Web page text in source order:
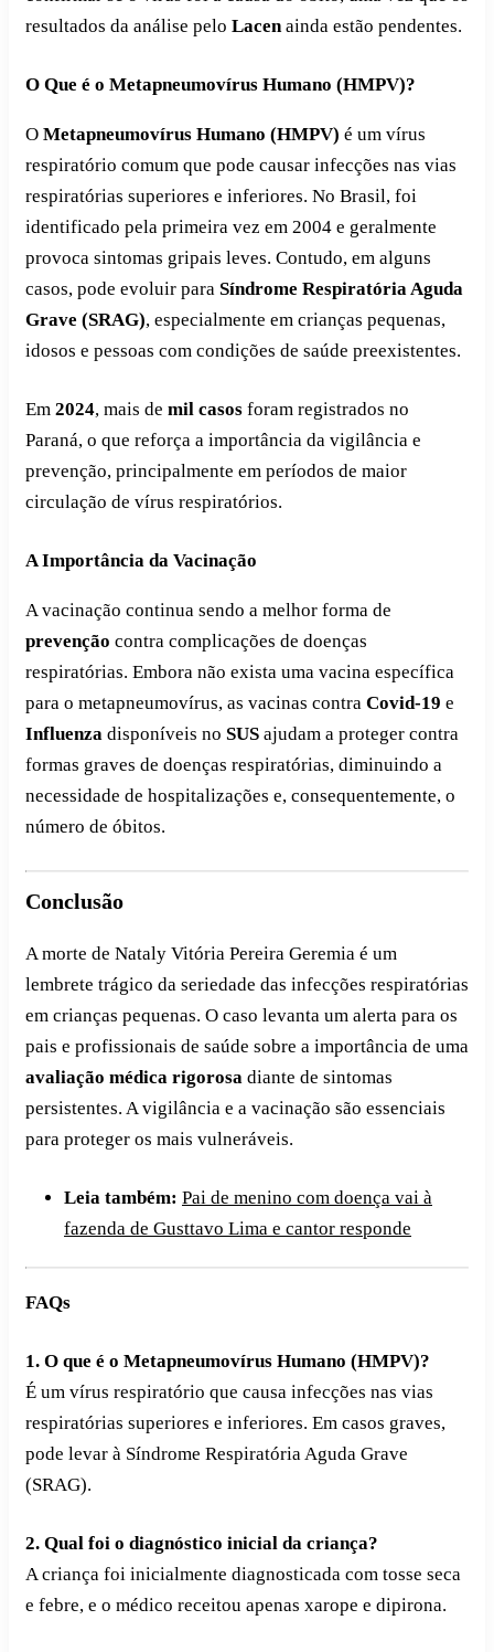
resultados da análise pelo Lacenainda estão pendentes.
O Que é o Metapneumovírus Humano (HMPV)?
O Metapneumovírus Humano (HMPV) é um vírus
respiratório comum que pode causar infecções nas vias
respiratórias superiores e inferiores. No Brasil, foi
identificado pela primeira vez em 2004 e geralmente
provoca sintomas gripais leves. Contudo, em alguns
casos, pode evoluir para Síndrome Respiratória Aguda
Grave (SRAG), especialmente em crianças pequenas,
idosos e pessoas com condições de saúde preexistentes.
Em 2024, mais de mil casos foram registrados no
Paraná, o que reforça a importância da vigilância e
prevenção, principalmente em períodos de maior
circulação de vírus respiratórios.
A Importância da Vacinação
A vacinação continua sendo a melhor forma de
prevenção contra complicações de doenças
respiratórias. Embora não exista uma vacina específica
para o metapneumovírus, as vacinas contra Covid-19 e
Influenza disponíveis no SUS ajudam a proteger contra
formas graves de doenças respiratórias, diminuindo a
necessidade de hospitalizações e, consequentemente, o
número de óbitos.
Conclusão
A morte de Nataly Vitória Pereira Geremia é um
lembrete trágico da seriedade das infecções respiratórias
em crianças pequenas. O caso levanta um alerta para os
pais e profissionais de saúde sobre a importância de uma
avaliação médica rigorosa diante de sintomas
persistentes. A vigilância e a vacinação são essenciais
para proteger os mais vulneráveis.
Leia também: Pai de menino com doença vai à
fazenda de Gusttavo Lima e cantor responde
FAQs
1. O que é o Metapneumovírus Humano (HMPV)?
É um vírus respiratório que causa infecções nas vias
respiratórias superiores e inferiores. Em casos graves,
pode levar à Síndrome Respiratória Aguda Grave
(SRAG).
2. Qual foi o diagnóstico inicial da criança?
A criança foi inicialmente diagnosticada com tosse seca
e febre, e o médico receitou apenas xarope e dipirona.